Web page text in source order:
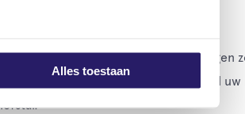
Alles toestaan
Heeft u nog motorvoertuigen
juiste en betaalbare polissen voor al uw